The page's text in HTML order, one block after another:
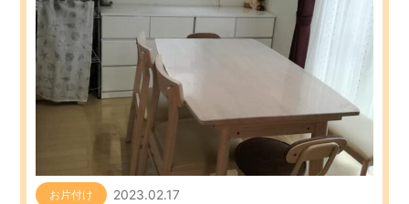
お片付け 2023.02.17